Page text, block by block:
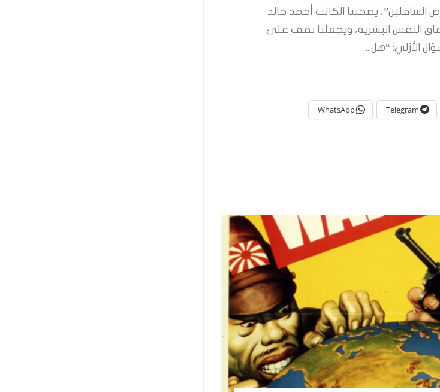
السافلين”، يصحبنا الكاتب أحمد خالد
النفس البشرية، ويجعلنا نقف على
الأزلي: “هل...
Telegram
WhatsApp